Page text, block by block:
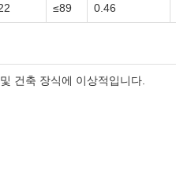
≤89 0.46
건축 장식에 이상적입니다.